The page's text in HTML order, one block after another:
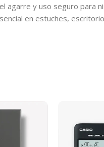
agarre y uso seguro para
en estuches,